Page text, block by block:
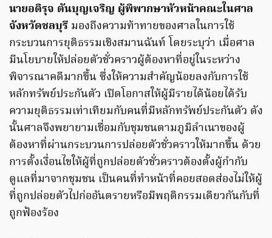
นายอติรุจ ตันบุญเจริญ ผู้พิพากษาหัวหน้าคณะในศาล
จังหวัดชลบุรี มองถึงความท้าทายของศาลในการใช้
กระบวนการยุติธรรมเชิงสมานฉันท์ โดยระบุว่า เมื่อศาล
มีนโยบายให้ปล่อยตัวชั่วคราวผู้ต้องหาที่อยู่ในระหว่าง
พิจารณาคดีมากขึ้น ซึ่งให้ความสำคัญน้อยลงกับการใช้
หลักทรัพย์ประกันตัว เปิดโอกาสให้ผู้มีรายได้น้อยได้รับ
ความยุติธรรมเท่าเทียมกับคนที่มีหลักทรัพย์ประกันตัว ดัง
นั้นศาลจึงพยายามเชื่อมกับชุมชนตามภูมิลำเนาของผู้
ต้องหาที่ผ่านกระบวนการปล่อยตัวชั่วคราวให้มากขึ้น ด้วย
การตั้งเงื่อนไขให้ผู้ที่ถูกปล่อยตัวชั่วคราวต้องตั้งผู้กำกับ
ดูแลที่มาจากชุมชน เป็นคนที่ทำหน้าที่คอยสอดส่องไม่ให้ผู้
ที่ถูกปล่อยตัวไปก่ออันตรายหรือมีพฤติกรรมเดียวกันกับที่
ถูกฟ้องร้อง